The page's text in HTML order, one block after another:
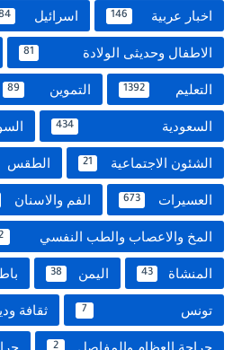
اخبار عربية 146 اسرائيل
الاطفال وحديثى الولادة 81
التعليم 1392 التموين 89
السعودية 434
الشئون الاجتماعية 21 الطقس
العسيرات 673 الفم والاسنان
المخ والاعصاب والطب النفسي
المنشاة 43 اليمن 38
تونس 7 ثقافة
2